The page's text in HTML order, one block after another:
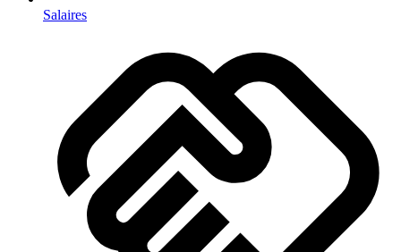
Salaires